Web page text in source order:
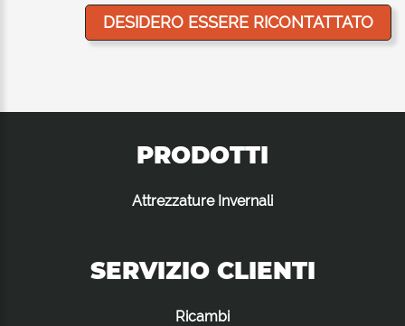
PRODOTTI
Attrezzature Invernali
SERVIZIO CLIENTI
Ricambi